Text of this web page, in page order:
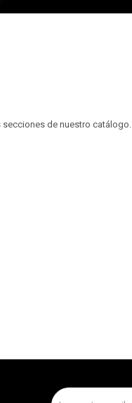
de nuestro catálogo.